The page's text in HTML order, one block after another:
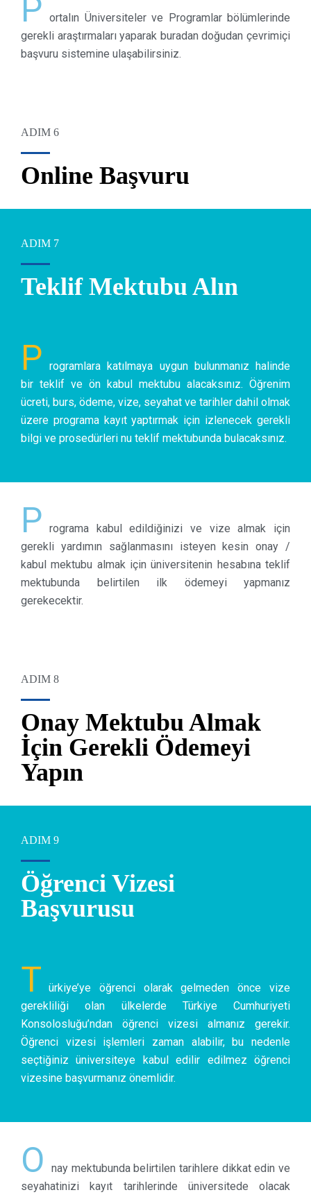
P ortalın Üniversiteler ve Programlar bölümlerinde
gerekli araştırmaları yaparak buradan doğudan çevrimiçi
başvuru sistemine ulaşabilirsiniz.
Online Başvuru
ADIM 6
Teklif Mektubu Alın
ADIM 7
P rogramlara katılmaya uygun bulunmanız halinde
bir teklif ve ön kabul mektubu alacaksınız. Öğrenim
ücreti, burs, ödeme, vize, seyahat ve tarihler dahil olmak
üzere programa kayıt yaptırmak için izlenecek gerekli
bilgi ve prosedürleri nu teklif mektubunda bulacaksınız.
P rograma kabul edildiğinizi ve vize almak için
gerekli yardımın sağlanmasını isteyen kesin onay /
kabul mektubu almak için üniversitenin hesabına teklif
mektubunda belirtilen ilk ödemeyi yapmanız
gerekecektir.
Onay Mektubu Almak
İçin Gerekli Ödemeyi
Yapın
ADIM 8
Öğrenci Vizesi
Başvurusu
ADIM 9
T ürkiye’ye öğrenci olarak gelmeden önce vize
gerekliliği olan ülkelerde Türkiye Cumhuriyeti
Konsolosluğu’ndan öğrenci vizesi almanız gerekir.
Öğrenci vizesi işlemleri zaman alabilir, bu nedenle
seçtiğiniz üniversiteye kabul edilir edilmez öğrenci
vizesine başvurmanız önemlidir.
O
nay mektubunda belirtilen tarihlere dikkat edin ve
seyahatinizi kayıt tarihlerinde üniversitede olacak